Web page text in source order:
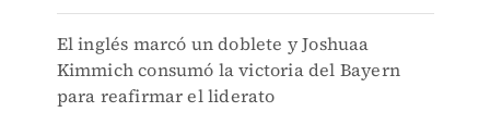
El inglés marcó un doblete y Joshuaa
Kimmich consumó la victoria del Bayern
para reafirmar el liderato